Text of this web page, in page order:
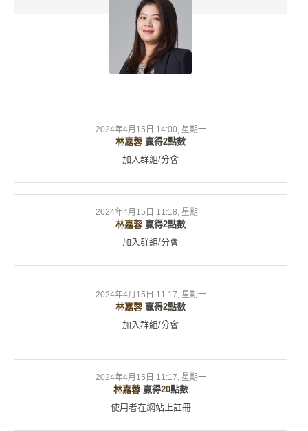
2024年4月15日 14:00, 星期一
林嘉蓉 贏得2點數
加入群組/分會
2024年4月15日 11:18, 星期一
林嘉蓉 贏得2點數
加入群組/分會
2024年4月15日 11:17, 星期一
林嘉蓉 贏得2點數
加入群組/分會
2024年4月15日 11:17, 星期一
林嘉蓉贏得20點數
使用者在網站上註冊